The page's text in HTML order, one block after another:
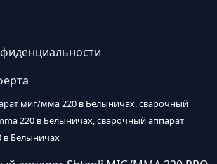
миг/мма 220 в Белыничах, сварочный
220 в Белыничах, сварочный аппарат
в Белыничах